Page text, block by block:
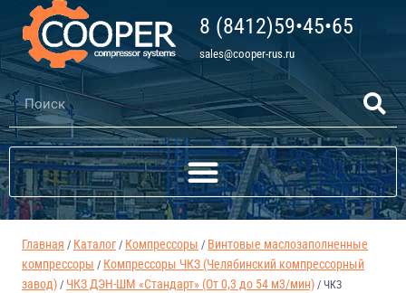
8 (8412)59•45•65
sales@cooper-rus.ru
Главная / Каталог / Компрессоры / Винтовые маслозаполненные
компрессоры / Компрессоры ЧКЗ (Челябинский компрессорный
завод) / ЧКЗ ДЭН-ШМ «Стандарт» (От 0,3 до 54 м3/мин) / ЧКЗ